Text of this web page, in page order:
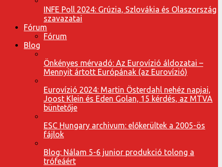
INFE Poll 2024: Grúzia, Szlovákia és Olaszország
szavazatai
Fórum
Fórum
Blog
Önkényes mérvadó: Az Eurovízió áldozatai –
Mennyit ártott Európának (az Eurovízió)
Eurovízió 2024: Martin Österdahl nehéz napjai,
Joost Klein és Eden Golan, 15 kérdés, az MTVA
büntetője
ESC Hungary archivum: előkerültek a 2005-ös
fájlok
Blog: Nálam 5-6 junior produkció tolong a
trófeáért